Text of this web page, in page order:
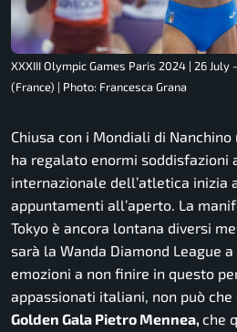
XXXIII Olympic Games Paris 2024 | 26 July
(France) | Photo: Francesca Grana
Chiusa con i Mondiali di
ha regalato enormi soddisfazioni
internazionale dell’atletica inizia
appuntamenti all’aperto. La
Tokyo è ancora lontana diversi
sarà la Wanda Diamond League
emozioni a non finire in questo
appassionati italiani, non può
Golden Gala Pietro Mennea, che